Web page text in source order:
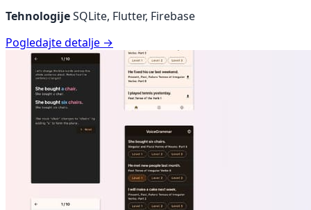
TehnologijeSQLite, Flutter, Firebase
Pogledajte detalje →